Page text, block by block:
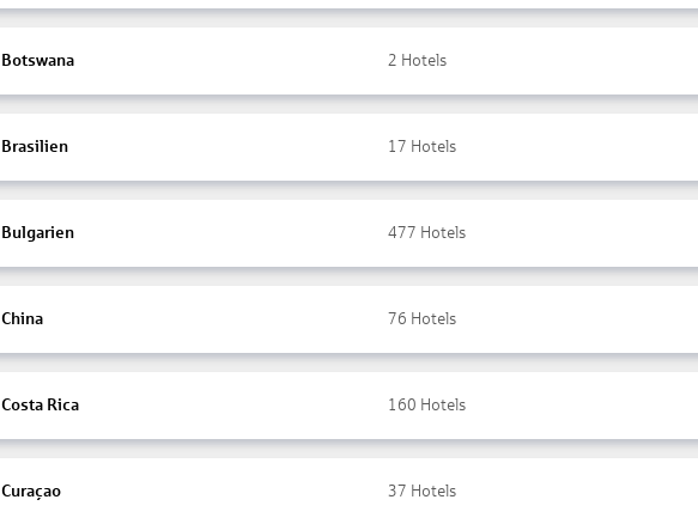
Botswana 2 Hotels
Brasilien 17 Hotels
Bulgarien 477 Hotels
China 76 Hotels
Costa Rica 160 Hotels
Curaçao 37 Hotels